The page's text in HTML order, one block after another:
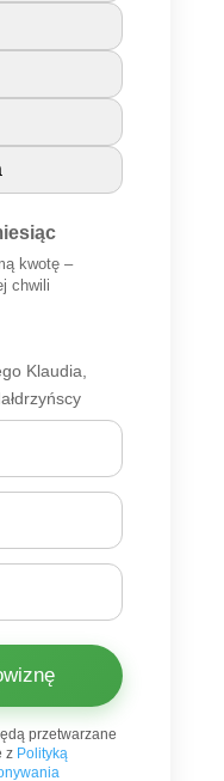
kwotę –
chwili
Klaudia,
przetwarzane
z Polityką